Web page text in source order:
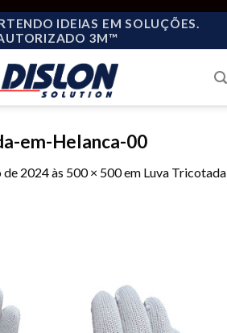
IDEIAS EM SOLUÇÕES.
3M™
em-Helanca-00
de 2024às 500 × 500em Luva Tricotada